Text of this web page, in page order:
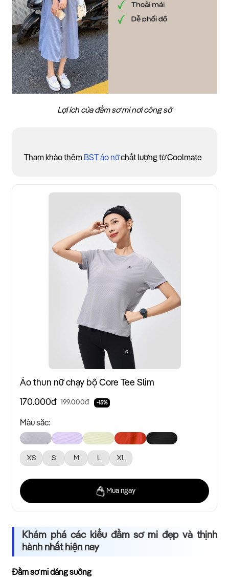
Lợi ích của đầm sơ mi nơi công sở
Tham khảo thêm BST áo nữchất lượng từ Coolmate
Áo thun nữ chạy bộ Core Tee Slim
170.000đ 199.000đ -15%
Màu sắc:
XS S M L XL
Mua ngay
Khám phá các kiểu đầm sơ mi đẹp và thịnh
hành nhất hiện nay
Đầm sơ mi dáng suông